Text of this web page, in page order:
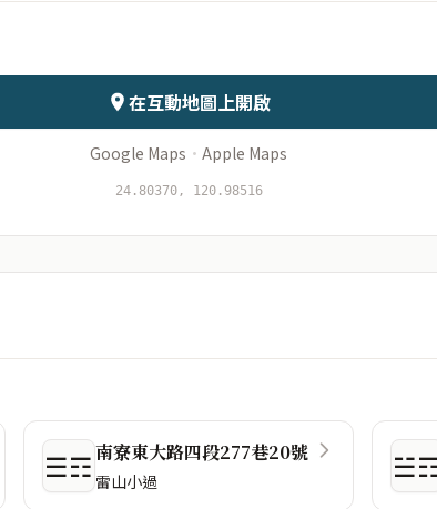
在互動地圖上開啟
Google Maps · Apple Maps
24.80370, 120.98516
☰☶南寮東大路四段277巷20號
雷山小過